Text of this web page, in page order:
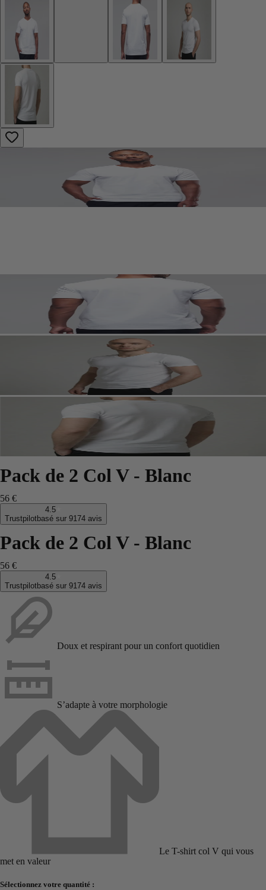
Pack de 2 Col V - Blanc
56 €
4.5
Trustpilotbasé sur 9174 avis
Pack de 2 Col V - Blanc
56 €
4.5
Trustpilotbasé sur 9174 avis
Doux et respirant pour un confort quotidien
S’adapte à votre morphologie
Le T-shirt col V qui vous
met en valeur
Sélectionnez votre quantité :